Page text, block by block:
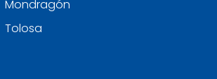
Mondragón
Tolosa